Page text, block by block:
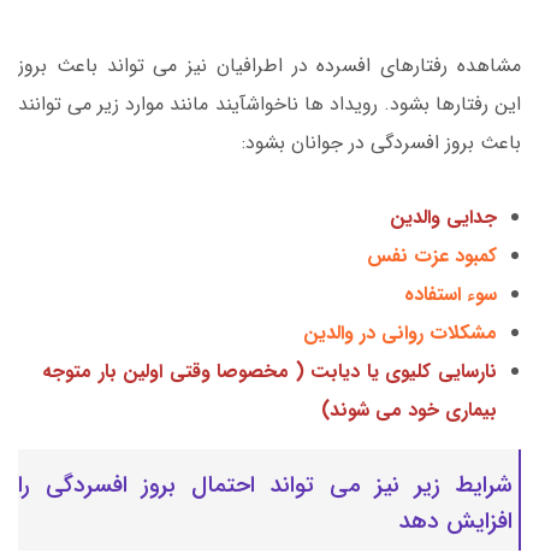
مشاهده رفتارهای افسرده در اطرافیان نیز می تواند باعث بروز
این رفتارها بشود. رویداد ها ناخواشآیند مانند موارد زیر می توانند
باعث بروز افسردگی در جوانان بشود:
جدایی والدین
کمبود عزت نفس
سوء استفاده
مشکلات روانی در والدین
نارسایی کلیوی یا دیابت ( مخصوصا وقتی اولین بار متوجه
بیماری خود می شوند)
شرایط زیر نیز می تواند احتمال بروز افسردگی را
افزایش دهد